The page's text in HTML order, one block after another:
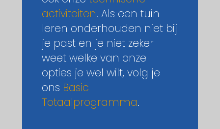
activiteiten. Als een tuin
leren onderhouden niet bij
je past en je niet zeker
weet welke van onze
opties je wel wilt, volg je
ons Basic
Totaalprogramma.